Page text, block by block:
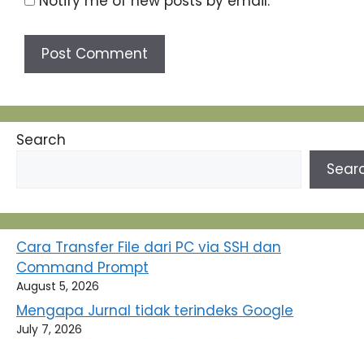
Search
Cara Transfer File dari PC via SSH dan
Command Prompt
August 5, 2026
Mengapa Jurnal tidak terindeks Google
July 7, 2026